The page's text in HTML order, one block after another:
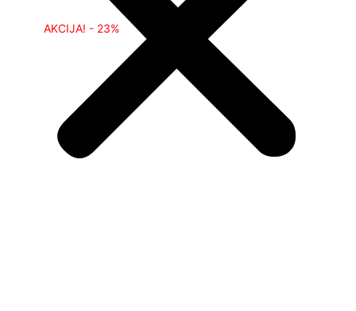
AKCIJA! - 23%